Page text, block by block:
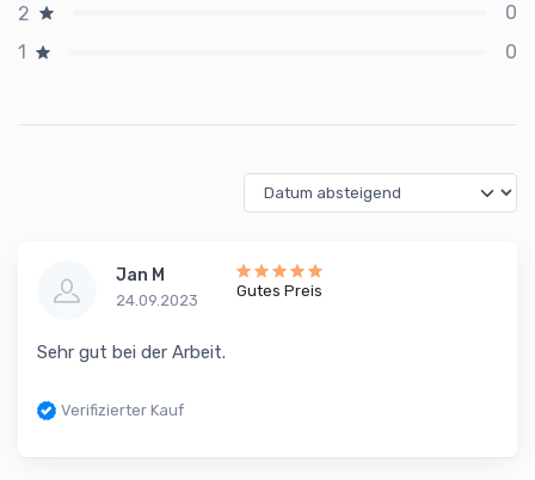
2
0
1
0
Jan M
24.09.2023
Gutes Preis
Sehr gut bei der Arbeit.
Verifizierter Kauf